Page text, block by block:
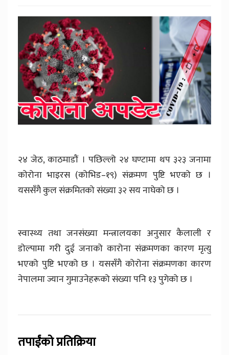
२४ जेठ, काठमाडौं । पछिल्लो २४ घण्टामा थप ३२३ जनामा
कोरोना भाइरस (कोभिड–१९) संक्रमण पुष्टि भएको छ ।
यससँगै कुल संक्रमितको संख्या ३२ सय नाघेको छ ।
स्वास्थ्य तथा जनसंख्या मन्त्रालयका अनुसार कैलाली र
डोल्पामा गरी दुई जनाको कारोना संक्रमणका कारण मृत्यु
भएको पुष्टि भएको छ । यससँगै कोरोना संक्रमणका कारण
नेपालमा ज्यान गुमाउनेहरूको संख्या पनि १३ पुगेको छ ।
तपाईंको प्रतिक्रिया